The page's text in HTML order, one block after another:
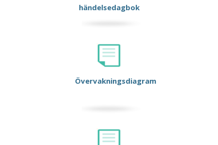
händelsedagbok
Övervakningsdiagram